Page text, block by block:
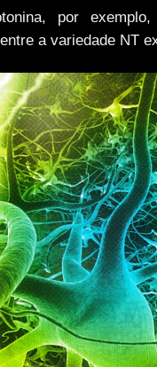
por
a variedade NT